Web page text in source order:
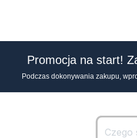
Promocja na start!
Podczas dokonywania zakupu,